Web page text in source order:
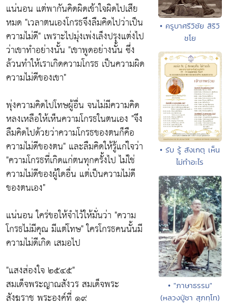
แน่นอน แต่พากันคิดผิดเข้าใจผิดไปเสีย
หมด "เวลาตนเองโกรธจึงลืมคิดไปว่าเป็น
ความไม่ดี" เพราะไปมุ่งเพ่งเล็งปรุงแต่งไป
ว่าเขาทำอย่างนั้น "เขาพูดอย่างนั้น ซึ่ง
ล้วนทำให้เราเกิดความโกรธ เป็นความผิด
ความไม่ดีของเขา"
พุ่งความคิดไปโทษผู้อื่น จนไม่มีความคิด
หลงเหลือให้เห็นความโกรธในตนเอง "จึง
ลืมคิดไปด้วยว่าความโกรธของตนก็คือ
ความไม่ดีของตน" และลืมคิดให้รู้แก่ใจว่า
"ความโกรธที่เกิดแก่ตนทุกครั้งไป ไม่ใช่
ความไม่ดีของผู้ใดอื่น แต่เป็นความไม่ดี
ของตนเอง"
แน่นอน ใคร่ขอให้จำไว้ให้มั่นว่า "ความ
โกรธไม่มีคุณ มีแต่โทษ"ใครโกรธคนนั้นมี
ความไม่ดีเกิด เสมอไป
"แสงส่องใจ ๒๕๔๕"
สมเด็จพระญาณสังวร สมเด็จพระ
สังฆราช พระองค์ที่ ๑๙
• ครูบาศรีวิชัย สิริวิ
ชโย
• รับ รู้ สังเกตุ เห็น
ไม่ทำอะไร
• "ภาษาธรรม"
(หลวงปู่ชา สุภทฺโท)